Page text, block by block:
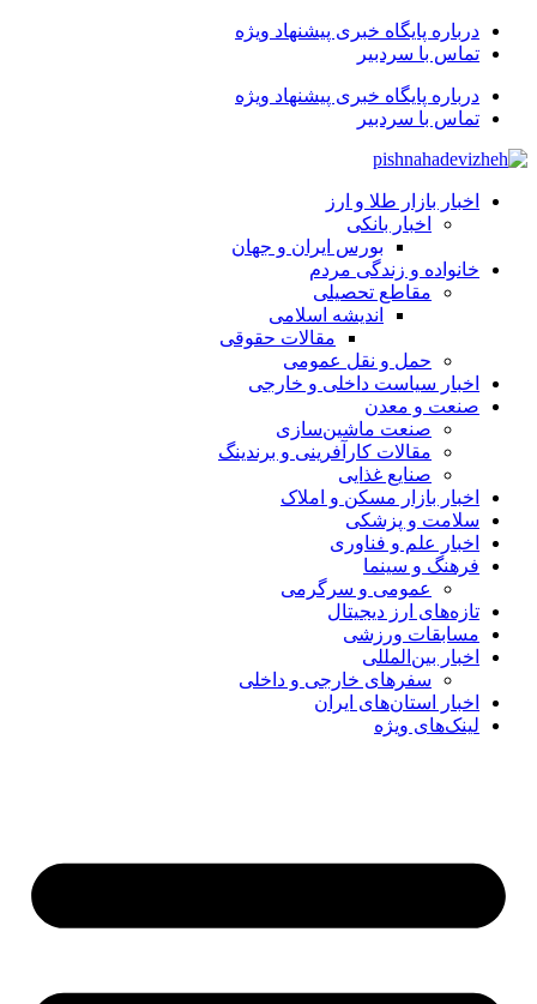
درباره پایگاه خبری پیشنهاد ویژه
تماس با سردبیر
درباره پایگاه خبری پیشنهاد ویژه
تماس با سردبیر
اخبار بازار طلا و ارز
اخبار بانکی
بورس ایران و جهان
خانواده و زندگی مردم
مقاطع تحصیلی
اندیشه اسلامی
مقالات حقوقی
حمل و نقل عمومی
اخبار سیاست داخلی و خارجی
صنعت و معدن
صنعت ماشین‌سازی
مقالات کارآفرینی و برندینگ
صنایع غذایی
اخبار بازار مسکن و املاک
سلامت و پزشکی
اخبار علم و فناوری
فرهنگ و سینما
عمومی و سرگرمی
تازه‌های ارز دیجیتال
مسابقات ورزشی
اخبار بین‌المللی
سفرهای خارجی و داخلی
اخبار استان‌های ایران
لینک‌های ویژه